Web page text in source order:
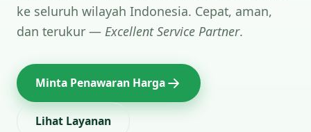
ke seluruh wilayah Indonesia. Cepat, aman,
dan terukur — Excellent Service Partner.
Minta Penawaran Harga
Lihat Layanan